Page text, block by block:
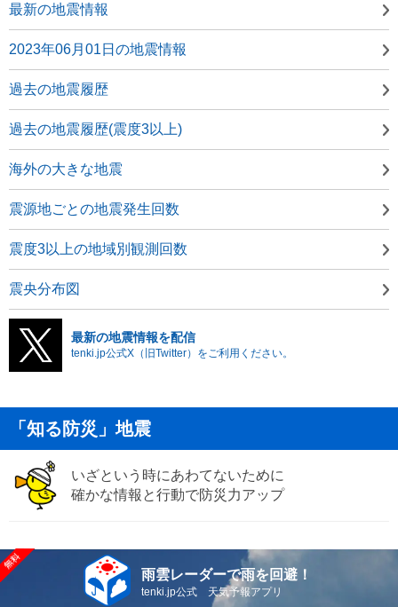
最新の地震情報
2023年06月01日の地震情報
過去の地震履歴
過去の地震履歴(震度3以上)
海外の大きな地震
震源地ごとの地震発生回数
震度3以上の地域別観測回数
震央分布図
最新の地震情報を配信
tenki.jp公式X（旧Twitter）をご利用ください。
「知る防災」地震
いざという時にあわてないために
確かな情報と行動で防災力アップ
雨雲レーダーで雨を回避！
tenki.jp公式 天気予報アプリ